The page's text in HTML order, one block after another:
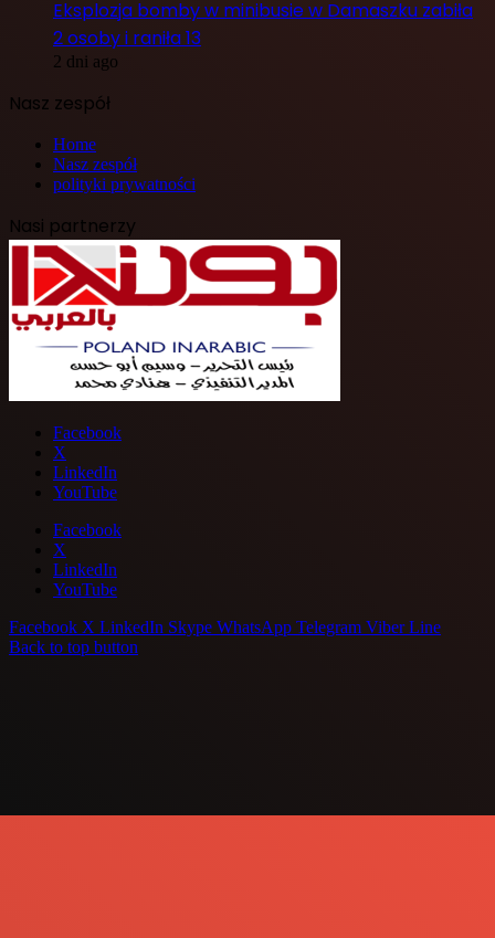
Eksplozja bomby w minibusie w Damaszku zabiła
2 osoby i raniła 13
2 dni ago
Nasz zespół
Home
Nasz zespół
polityki prywatności
Nasi partnerzy
Facebook
X
LinkedIn
YouTube
Facebook
X
LinkedIn
YouTube
Facebook X LinkedIn Skype WhatsApp Telegram Viber Line
Back to top button